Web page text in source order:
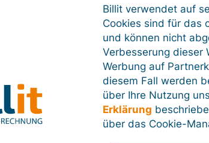
Billit verwendet auf
Cookies sind für das
und können nicht
Verbesserung dieser
Werbung auf
diesem Fall werden
über Ihre Nutzung
Erklärung
über das Cookie-